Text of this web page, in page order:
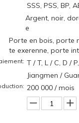
SSS, PSS, BP,
Argent, noir,
e
Porte en bois, porte
te exerenne, porte
T / T, L / C, D /
Jiangmen /
200 000 / mois